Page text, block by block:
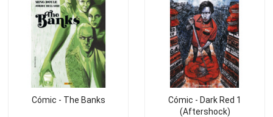
Cómic - The Banks
Cómic - Dark Red 1
(Aftershock)